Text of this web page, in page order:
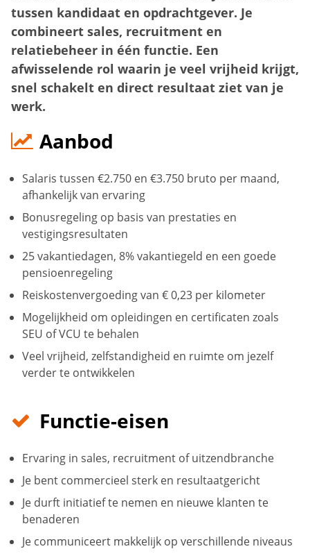
tussen kandidaat en opdrachtgever. Je
combineert sales, recruitment en
relatiebeheer in één functie. Een
afwisselende rol waarin je veel vrijheid krijgt,
snel schakelt en direct resultaat ziet van je
werk.
Aanbod
Salaris tussen €2.750 en €3.750 bruto per maand,
afhankelijk van ervaring
Bonusregeling op basis van prestaties en
vestigingsresultaten
25 vakantiedagen, 8% vakantiegeld en een goede
pensioenregeling
Reiskostenvergoeding van € 0,23 per kilometer
Mogelijkheid om opleidingen en certificaten zoals
SEU of VCU te behalen
Veel vrijheid, zelfstandigheid en ruimte om jezelf
verder te ontwikkelen
Functie-eisen
Ervaring in sales, recruitment of uitzendbranche
Je bent commercieel sterk en resultaatgericht
Je durft initiatief te nemen en nieuwe klanten te
benaderen
Je communiceert makkelijk op verschillende niveaus